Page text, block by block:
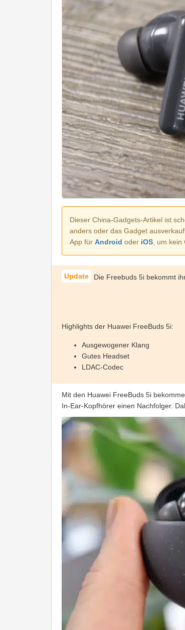
Dieser China-Gadgets-Artikel ist
anders oder das Gadget
App für Android oder iOS , um
Die Freebuds 5i bekommt
Highlights der Huawei FreeBuds 5i:
Ausgewogener Klang
Gutes Headset
LDAC-Codec
Mit den Huawei FreeBuds 5i
In-Ear-Kopfhörer einen Nachfolger.